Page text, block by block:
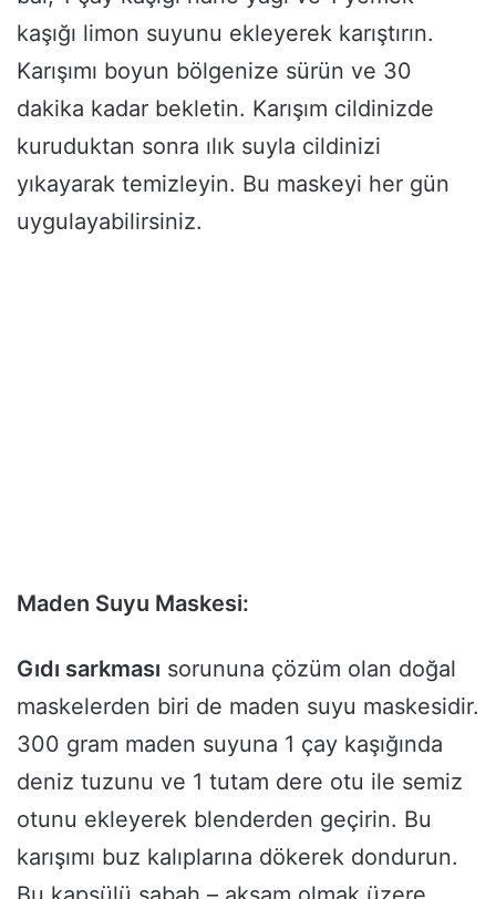
kaşığı limon suyunu ekleyerek karıştırın.
Karışımı boyun bölgenize sürün ve 30
dakika kadar bekletin. Karışım cildinizde
kuruduktan sonra ılık suyla cildinizi
yıkayarak temizleyin. Bu maskeyi her gün
uygulayabilirsiniz.
Maden Suyu Maskesi:
Gıdı sarkması sorununa çözüm olan doğal
maskelerden biri de maden suyu maskesidir.
300 gram maden suyuna 1 çay kaşığında
deniz tuzunu ve 1 tutam dere otu ile semiz
otunu ekleyerek blenderden geçirin. Bu
karışımı buz kalıplarına dökerek dondurun.